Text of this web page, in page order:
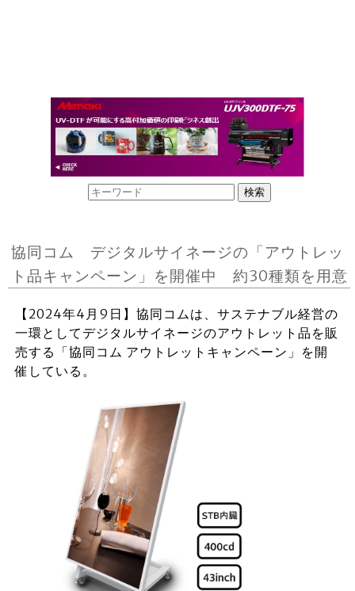
協同コム デジタルサイネージの「アウトレッ
ト品キャンペーン」を開催中 約30種類を用意
【2024年4月9日】協同コムは、サステナブル経営の
一環としてデジタルサイネージのアウトレット品を販
売する「協同コム アウトレットキャンペーン」を開
催している。